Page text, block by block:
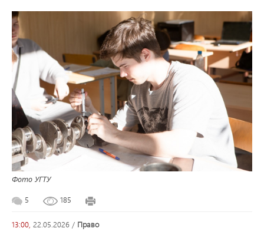
Фото УГТУ
5 185
13:00, 22.05.2026 / право